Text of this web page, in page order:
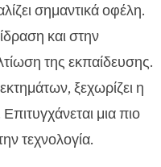
σημαντικά οφέλη.
και στην
της εκπαίδευσης.
ξεχωρίζει η
μια πιο
τεχνολογία.